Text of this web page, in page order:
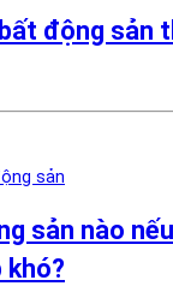
động sản
sản nào
khó?